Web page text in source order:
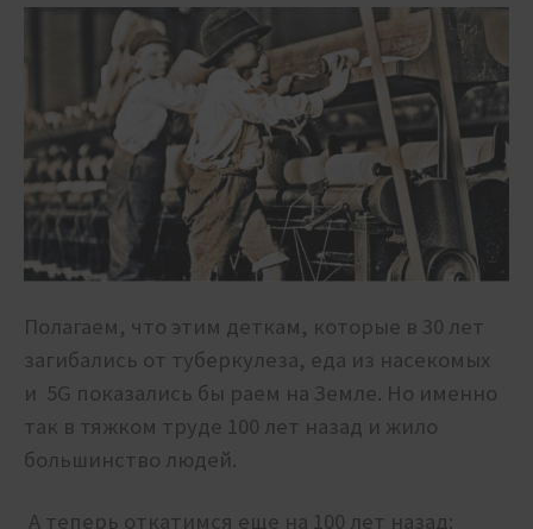
Полагаем, что этим деткам, которые в 30 лет
загибались от туберкулеза, еда из насекомых
и 5G показались бы раем на Земле. Но именно
так в тяжком труде 100 лет назад и жило
большинство людей.
А теперь откатимся еще на 100 лет назад: